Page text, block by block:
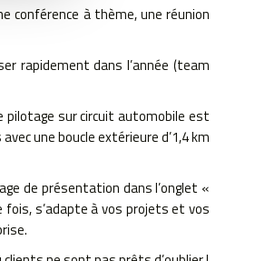
conférence à thème, une réunion
rapidement dans l’année (team
sur circuit automobile est
une boucle extérieure d’1,4 km
de présentation dans l’onglet «
fois, s’adapte à vos projets et vos